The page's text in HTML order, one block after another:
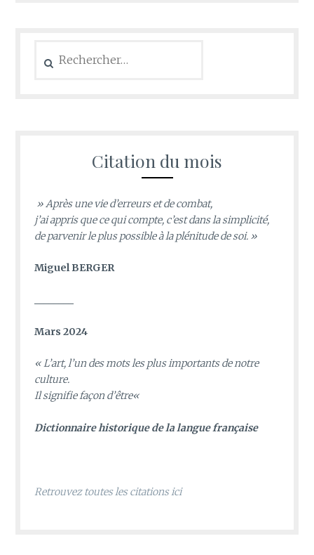
Citation du mois
» Après une vie d’erreurs et de combat,
j’ai appris que ce qui compte, c’est dans la simplicité,
de parvenir le plus possible à la plénitude de soi. »
Miguel BERGER
Mars 2024
«L’art, l’un des mots les plus importants de notre
culture.
Il signifie façon d’être«
Dictionnaire historique de la langue française
Retrouvez toutes les citations ici